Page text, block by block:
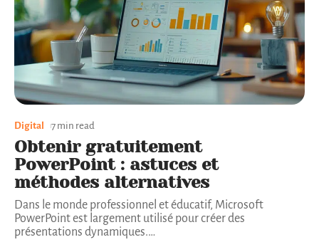
Digital 7 min read
Obtenir gratuitement
PowerPoint : astuces et
méthodes alternatives
Dans le monde professionnel et éducatif, Microsoft
PowerPoint est largement utilisé pour créer des
présentations dynamiques.…